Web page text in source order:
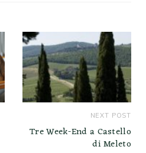
NEXT POST
Tre Week-End a Castello
di Meleto